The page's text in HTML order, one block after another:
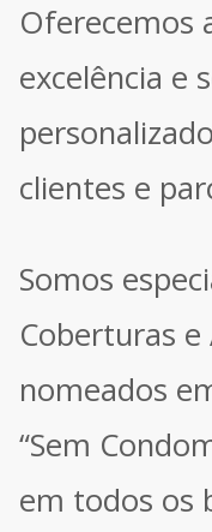
Oferecemos
excelência e
clientes e
Somos
Coberturas
nomeados
“Sem
em todos os